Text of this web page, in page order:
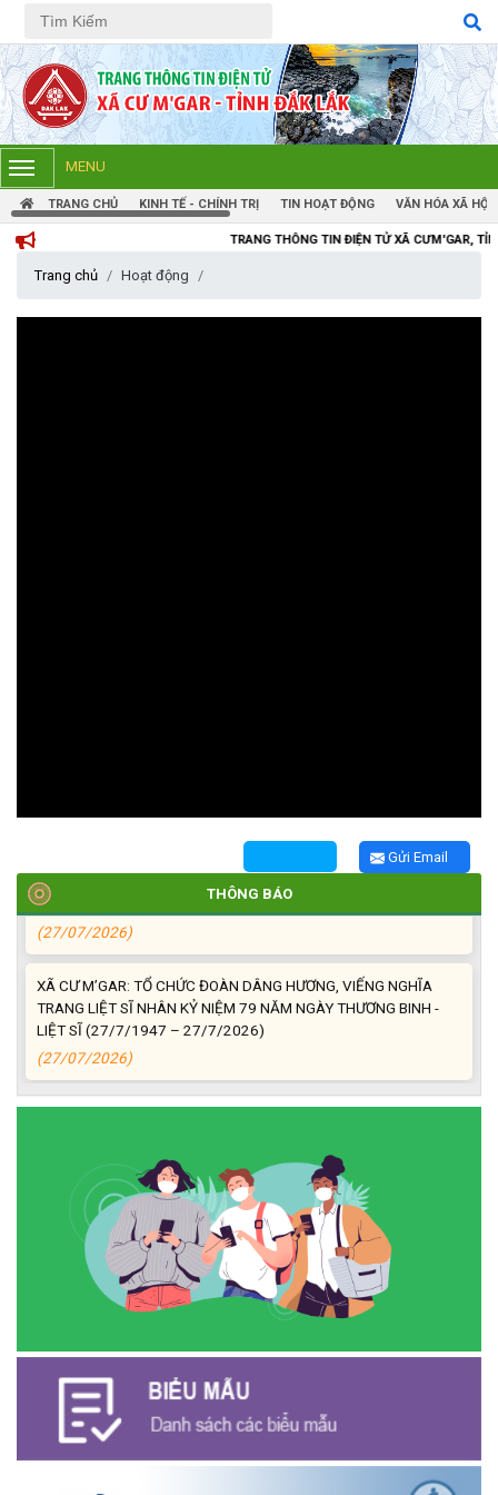
Tiếng Việt Tiếng Anh
MENU
TRANG CHỦ KINH TẾ - CHÍNH TRỊ TIN HOẠT ĐỘNG VĂN HÓA XÃ HỘI
TRANG THÔNG TIN ĐIỆN TỬ XÃ CƯM'GAR, TỈNH ĐẮK LẮK
Trang chủ Hoạt động
Gửi Email
THÔNG BÁO
HỘI NGƯỜI CAO TUỔI XÃ CƯ M’GAR: SƠ KẾT CÔNG TÁC HỘI 6
THÁNG ĐẦU NĂM VÀ KIỆN TOÀN TỔ CHỨC CHI HỘI SAU SÁP
NHẬP
(27/07/2026)
XÃ CƯ M’GAR: TỔ CHỨC ĐOÀN DÂNG HƯƠNG, VIẾNG NGHĨA
TRANG LIỆT SĨ NHÂN KỶ NIỆM 79 NĂM NGÀY THƯƠNG BINH -
LIỆT SĨ (27/7/1947 – 27/7/2026)
(27/07/2026)
ĐỒNG CHÍ PHAN XUÂN LỰC - CHỦ TỊCH UBND XÃ CƯ M’GAR
Phát biểu bế mạc Hội nghị Trung ương 3, khóa XIV của Tổng Bí
thư, Chủ tịch nước Tô Lâm
(26/07/2026)
VAY KÝ QUỸ ĐỐI VỚI NGƯỜI LAO ĐỘNG ĐI LÀM VIỆC TẠI HÀN
QUỐC
(24/07/2026)
BÁ SẢN PHẨM OCOP TẠI TUẦN LỄ NÔNG SẢN VÀ SẢN PHẨM